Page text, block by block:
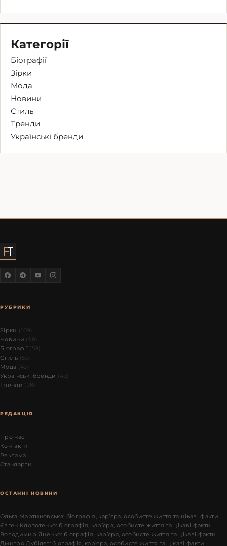
Категорії
Біографії
Зірки
Мода
Новини
Стиль
Тренди
Українські бренди
РУБРИКИ
Зірки (109)
Новини (98)
Біографії (59)
Стиль (55)
Мода (43)
Українські бренди (43)
Тренди (28)
РЕДАКЦІЯ
Про нас
Контакти
Реклама
Стандарти
ОСТАННІ НОВИНИ
Ольга Мартиновська: біографія, кар’єра, особисте життя та цікаві факти
Євген Клопотенко: біографія, кар’єра, особисте життя та цікаві факти
Володимир Яценко: біографія, кар’єра, особисте життя та цікаві факти
Дмитро Дубілет: біографія, кар’єра, особисте життя та цікаві факти